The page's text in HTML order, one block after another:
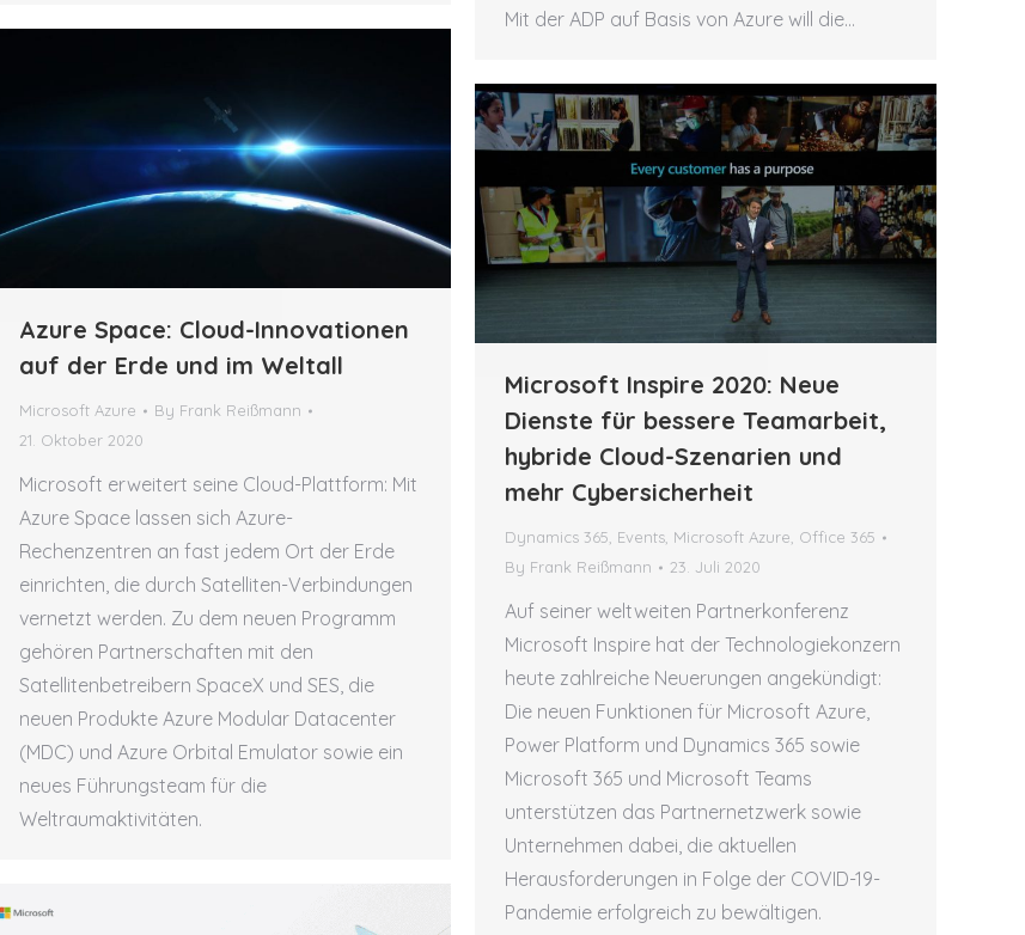
Mit der ADP auf Basis von Azure will die…
Azure Space: Cloud-Innovationen
auf der Erde und im Weltall
Microsoft Azure By Frank Reißmann
21. Oktober 2020
Microsoft erweitert seine Cloud-Plattform: Mit
Azure Space lassen sich Azure-
Rechenzentren an fast jedem Ort der Erde
einrichten, die durch Satelliten-Verbindungen
vernetzt werden. Zu dem neuen Programm
gehören Partnerschaften mit den
Satellitenbetreibern SpaceX und SES, die
neuen Produkte Azure Modular Datacenter
(MDC) und Azure Orbital Emulator sowie ein
neues Führungsteam für die
Weltraumaktivitäten.
Microsoft Inspire 2020: Neue
Dienste für bessere Teamarbeit,
hybride Cloud-Szenarien und
mehr Cybersicherheit
Dynamics 365, Events, Microsoft Azure, Office 365
By Frank Reißmann 23. Juli 2020
Auf seiner weltweiten Partnerkonferenz
Microsoft Inspire hat der Technologiekonzern
heute zahlreiche Neuerungen angekündigt:
Die neuen Funktionen für Microsoft Azure,
Power Platform und Dynamics 365 sowie
Microsoft 365 und Microsoft Teams
unterstützen das Partnernetzwerk sowie
Unternehmen dabei, die aktuellen
Herausforderungen in Folge der COVID-19-
Pandemie erfolgreich zu bewältigen.